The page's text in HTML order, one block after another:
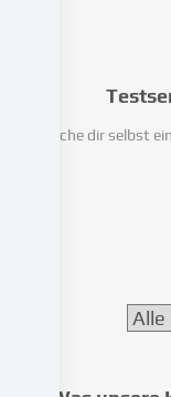
Mache dir selbst